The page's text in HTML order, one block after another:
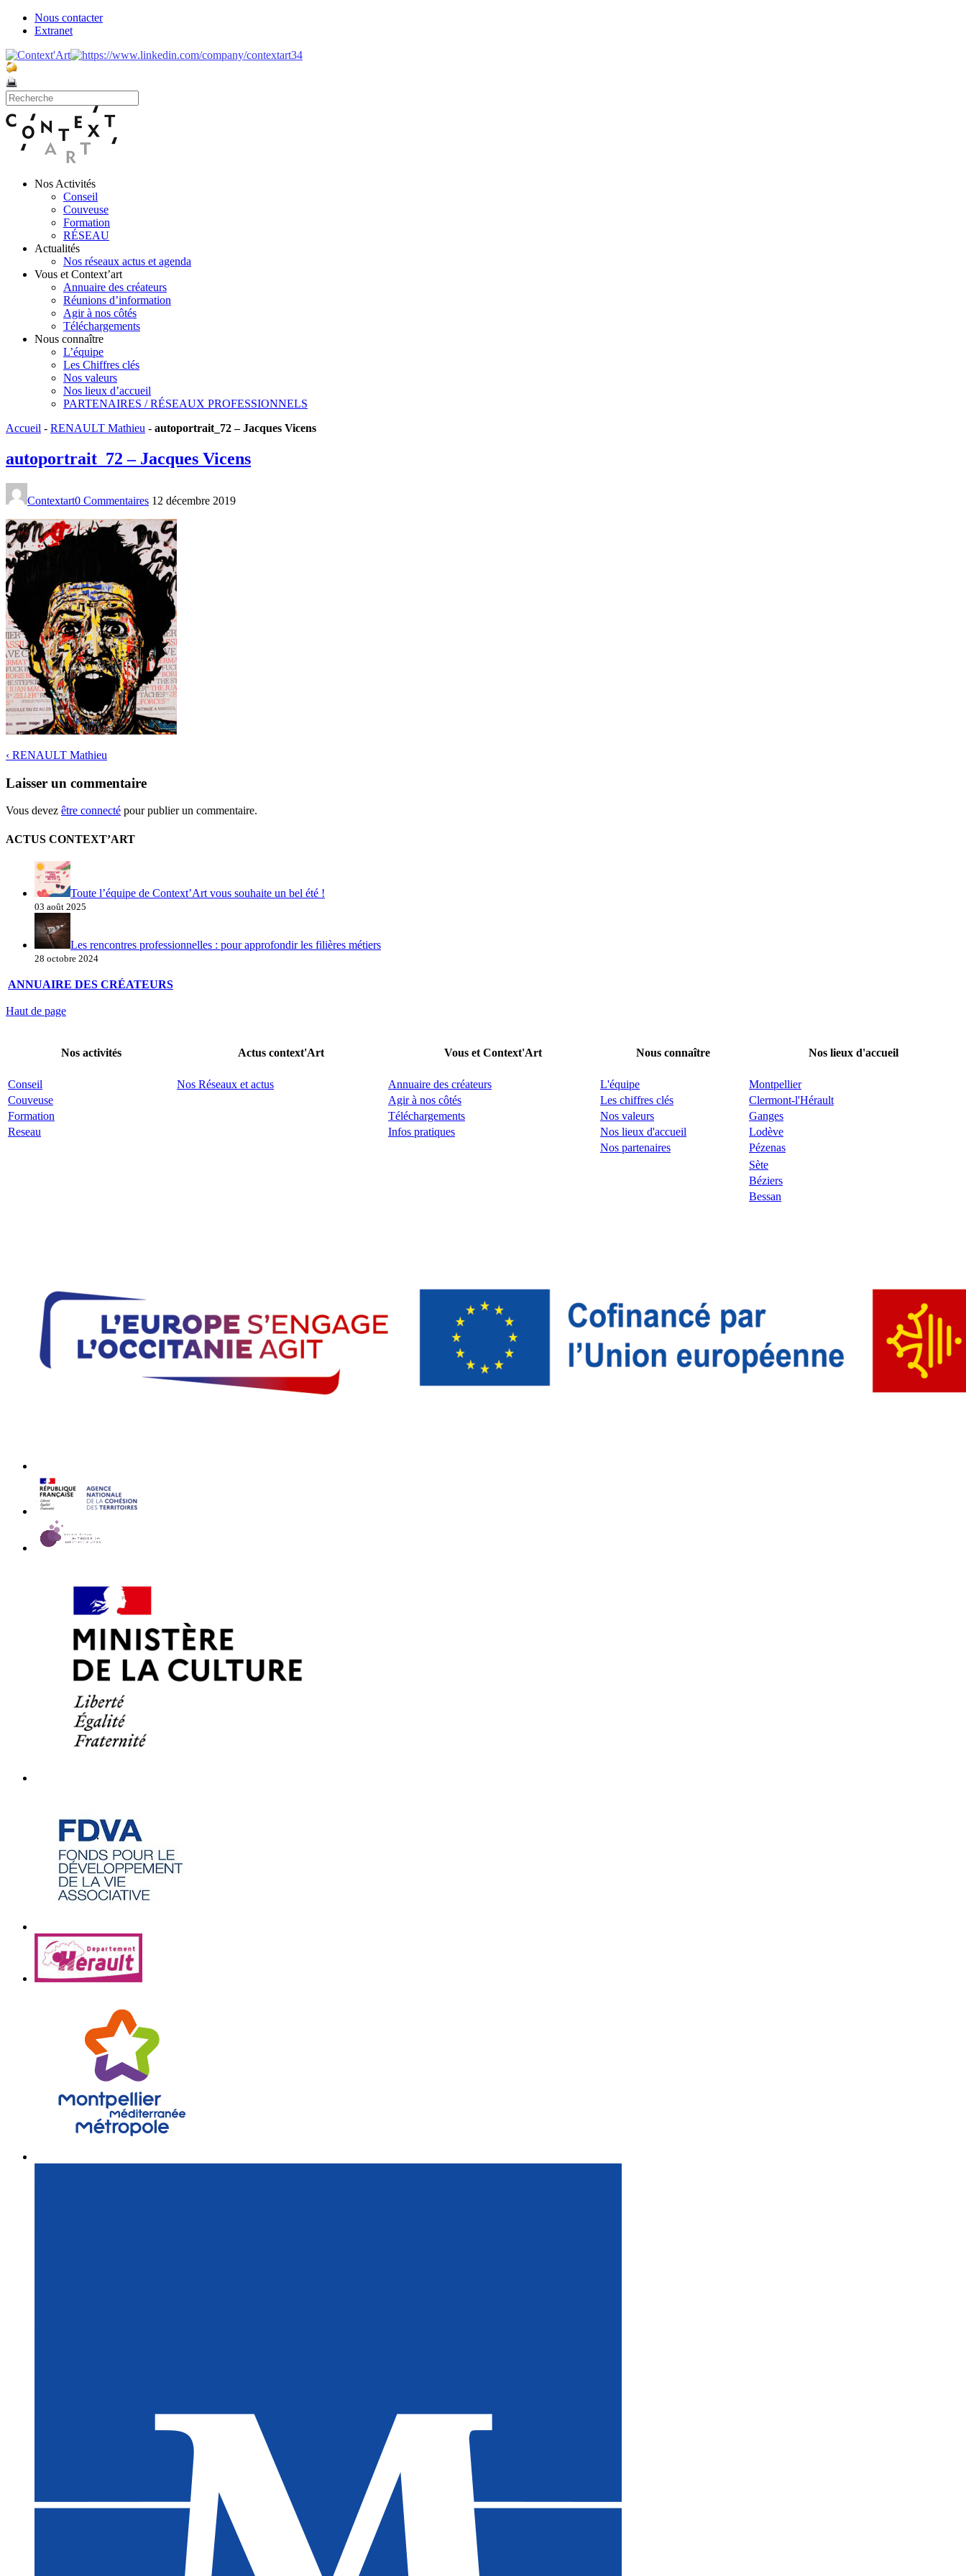
Nous contacter
Extranet
Nos Activités
Conseil
Couveuse
Formation
RÉSEAU
Actualités
Nos réseaux actus et agenda
Vous et Context’art
Annuaire des créateurs
Réunions d’information
Agir à nos côtés
Téléchargements
Nous connaître
L’équipe
Les Chiffres clés
Nos valeurs
Nos lieux d’accueil
PARTENAIRES / RÉSEAUX PROFESSIONNELS
Accueil - RENAULT Mathieu - autoportrait_72 – Jacques Vicens
autoportrait_72 – Jacques Vicens
Contextart0 Commentaires 12 décembre 2019
‹ RENAULT Mathieu
Laisser un commentaire
Vous devez être connecté pour publier un commentaire.
ACTUS CONTEXT’ART
Toute l’équipe de Context’Art vous souhaite un bel été !
03 août 2025
Les rencontres professionnelles : pour approfondir les filières métiers
28 octobre 2024
ANNUAIRE DES CRÉATEURS
Haut de page
Nos activités Actus context'Art Vous et Context'Art Nous connaître Nos lieux d'accueil
Conseil Nos Réseaux et actus Annuaire des créateurs L'équipe
Montpellier
Couveuse
Agir à nos côtés Les chiffres clés
Clermont-l'Hérault
Formation
Téléchargements Nos valeurs
Ganges
Reseau
Infos pratiques Nos lieux d'accueil
Lodève
Nos partenaires
Pézenas
Sète
Béziers
Bessan